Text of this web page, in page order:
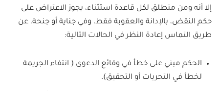
إلا أنه ومن منطلق لكل قاعدة استثناء، يجوز الاعتراض على
حكم النقض، بالإدانة والعقوبة فقط، وفي جناية أو جنحة، عن
طريق التماس إعادة النظر في الحالات التالية:
الحكم مبني على خطأ في وقائع الدعوى ( انتفاء الجريمة
لخطأ في التحريات أو التحقيق).